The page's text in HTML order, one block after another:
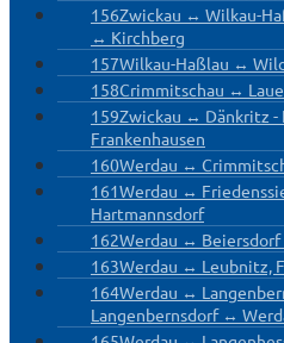
156Zwickau ↔ Wilkau-
↔ Kirchberg
157Wilkau-Haßlau ↔
158Crimmitschau ↔
159Zwickau ↔ Dänkritz -
Frankenhausen
160Werdau ↔
161Werdau ↔
Hartmannsdorf
162Werdau ↔
163Werdau ↔ Leubnitz,
164Werdau ↔
Langenbernsdorf ↔